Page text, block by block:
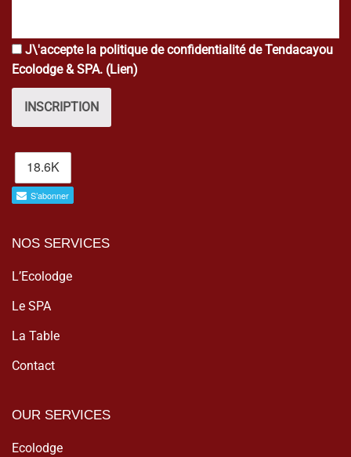
J\'accepte la politique de confidentialité de Tendacayou
Ecolodge & SPA. (Lien)
NOS SERVICES
L’Ecolodge
Le SPA
La Table
Contact
OUR SERVICES
Ecolodge